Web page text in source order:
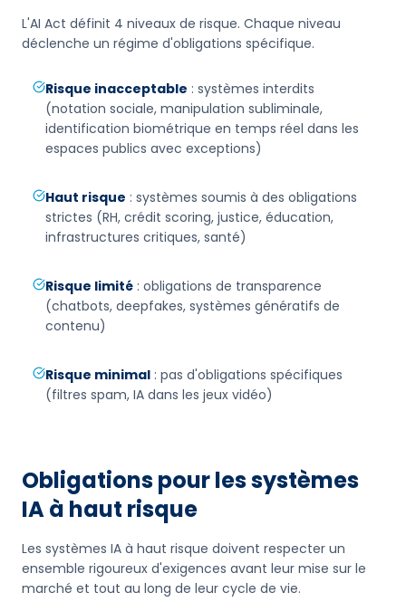
L'AI Act définit 4 niveaux de risque. Chaque niveau
déclenche un régime d'obligations spécifique.
Risque inacceptable : systèmes interdits
(notation sociale, manipulation subliminale,
identification biométrique en temps réel dans les
espaces publics avec exceptions)
Haut risque : systèmes soumis à des obligations
strictes (RH, crédit scoring, justice, éducation,
infrastructures critiques, santé)
Risque limité : obligations de transparence
(chatbots, deepfakes, systèmes génératifs de
contenu)
Risque minimal : pas d'obligations spécifiques
(filtres spam, IA dans les jeux vidéo)
Obligations pour les systèmes
IA à haut risque
Les systèmes IA à haut risque doivent respecter un
ensemble rigoureux d'exigences avant leur mise sur le
marché et tout au long de leur cycle de vie.